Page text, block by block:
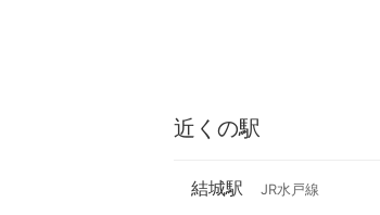
近くの駅
結城駅 JR水戸線